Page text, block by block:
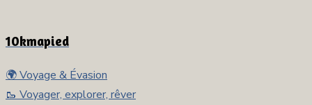
10kmapied
🌍 Voyage & Évasion
🥾 Voyager, explorer, rêver